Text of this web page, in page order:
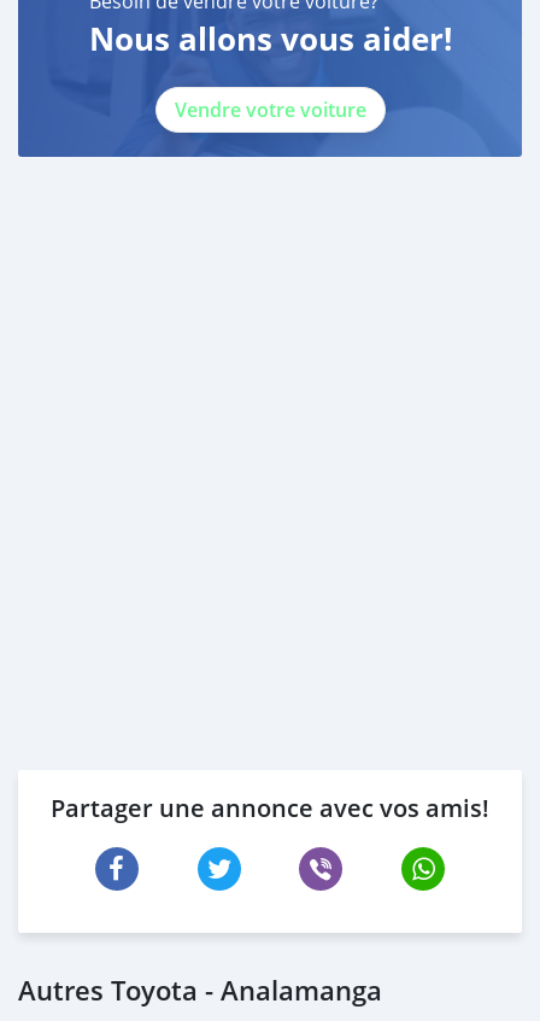
Nous allons vous aider!
Vendre votre voiture
Partager une annonce avec vos amis!
Autres Toyota - Analamanga